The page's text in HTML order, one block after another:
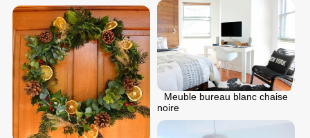
Meuble bureau blanc chaise
noire